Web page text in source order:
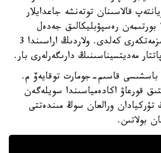
قالاسىنان توتەنشە جاعدايلار
مينيسترلىگىنىڭ ي ل-76 بورتىمەن رەسپۋبليكالىق جەدەل
قۇتقارۋ جاساعىنىڭ 33 قىزمەتكەرى كەلدى. ولاردىڭ اراسىندا 3
باسشىسى قاسىم-جومارت توقايەۆ م.
قورعاۋ اكادەمياسىندا سويلەگەن
تۇركيادان ورالعان سوڭ مىندەتتى
بولاتىن.